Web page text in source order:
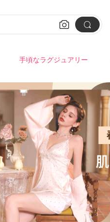
 
手頃なラグジュアリー